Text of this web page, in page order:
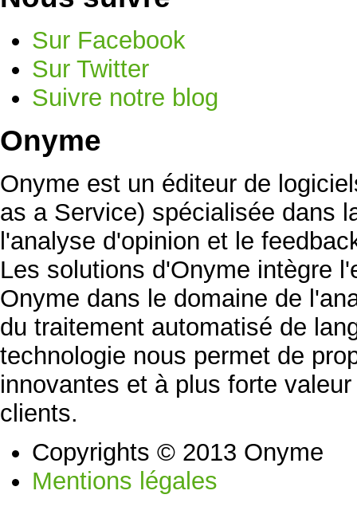
Sur Facebook
Sur Twitter
Suivre notre blog
Onyme
Onyme est un éditeur de
as a Service) spécialisée dans
l'analyse d'opinion et le
Les solutions d'Onyme intègre
Onyme dans le domaine de
du traitement automatisé de
technologie nous permet de
innovantes et à plus forte
clients.
Copyrights © 2013 Onyme
Mentions légales